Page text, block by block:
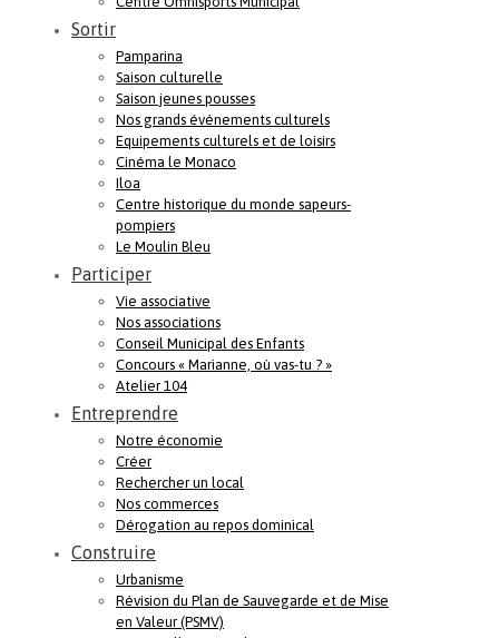
Sortir
Pamparina
Saison culturelle
Saison jeunes pousses
Nos grands événements culturels
Equipements culturels et de loisirs
Cinéma le Monaco
Iloa
Centre historique du monde sapeurs-
pompiers
Le Moulin Bleu
Participer
Vie associative
Nos associations
Conseil Municipal des Enfants
Concours « Marianne, où vas-tu ? »
Atelier 104
Entreprendre
Notre économie
Créer
Rechercher un local
Nos commerces
Dérogation au repos dominical
Construire
Urbanisme
Révision du Plan de Sauvegarde et de Mise
en Valeur (PSMV)